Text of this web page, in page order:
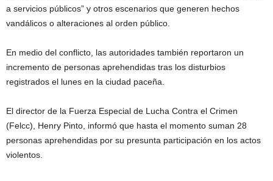
a servicios públicos” y otros escenarios que generen hechos
vandálicos o alteraciones al orden público.
En medio del conflicto, las autoridades también reportaron un
incremento de personas aprehendidas tras los disturbios
registrados el lunes en la ciudad paceña.
El director de la Fuerza Especial de Lucha Contra el Crimen
(Felcc), Henry Pinto, informó que hasta el momento suman 28
personas aprehendidas por su presunta participación en los actos
violentos.